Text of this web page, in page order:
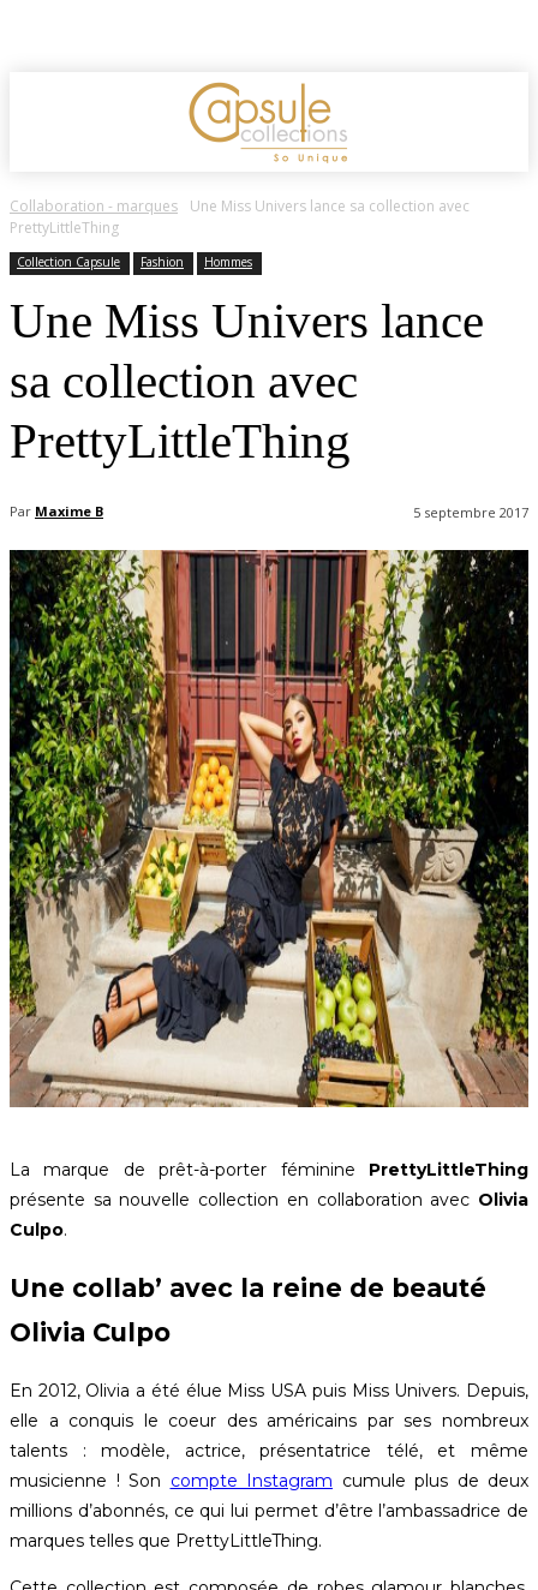
Collaboration - marques
Une Miss Univers lance sa collection avec
PrettyLittleThing
Collection Capsule Fashion Hommes
Une Miss Univers lance
sa collection avec
PrettyLittleThing
Par Maxime B 5 septembre 2017
La marque de prêt-à-porter féminine PrettyLittleThing
présente sa nouvelle collection en collaboration avec Olivia
Culpo.
Une collab’ avec la reine de beauté
Olivia Culpo
En 2012, Olivia a été élue Miss USA puis Miss Univers. Depuis,
elle a conquis le coeur des américains par ses nombreux
talents : modèle, actrice, présentatrice télé, et même
musicienne ! Son compte Instagram cumule plus de deux
millions d’abonnés, ce qui lui permet d’être l’ambassadrice de
marques telles que PrettyLittleThing.